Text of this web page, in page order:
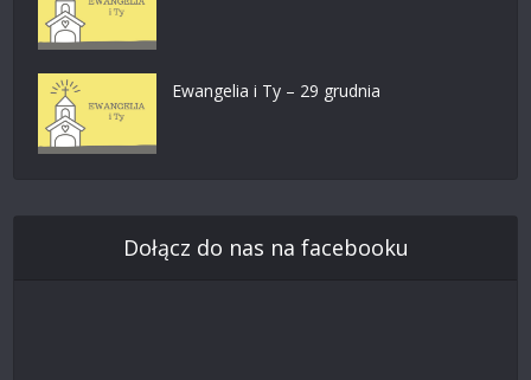
Ewangelia i Ty – 29 grudnia
Dołącz do nas na facebooku